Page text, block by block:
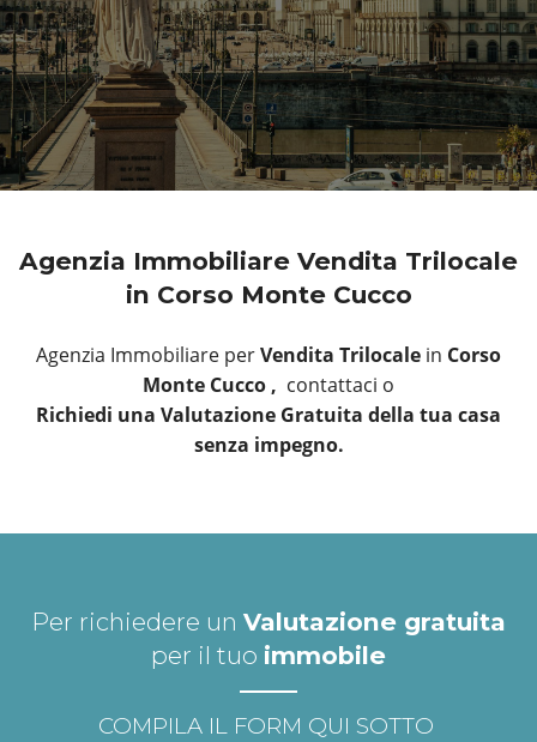
Agenzia Immobiliare Vendita Trilocale
in Corso Monte Cucco
Agenzia Immobiliare perVendita Trilocale in Corso
Monte Cucco , contattaci o
Richiedi una Valutazione Gratuita della tua casa
senza impegno.
Per richiedere un Valutazione gratuita
per il tuo immobile
COMPILA IL FORM QUI SOTTO